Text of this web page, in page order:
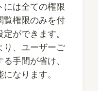
には全ての権限
覧権限のみを付
ができます。
り、ユーザーご
手間が省け、
なります。